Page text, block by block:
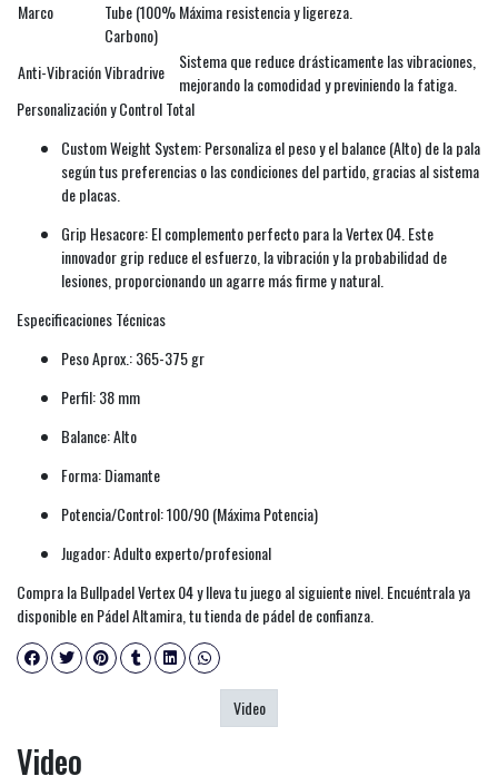
Marco
Tube (100%
Carbono)
Máxima resistencia y ligereza.
Anti-VibraciónVibradrive
Sistema que reduce drásticamente las vibraciones,
mejorando la comodidad y previniendo la fatiga.
Personalización y Control Total
Custom Weight System: Personaliza el peso y el balance (Alto) de la pala
según tus preferencias o las condiciones del partido, gracias al sistema
de placas.
Grip Hesacore: El complemento perfecto para la Vertex 04. Este
innovador grip reduce el esfuerzo, la vibración y la probabilidad de
lesiones, proporcionando un agarre más firme y natural.
Especificaciones Técnicas
Peso Aprox.: 365-375 gr
Perfil: 38 mm
Balance: Alto
Forma: Diamante
Potencia/Control: 100/90 (Máxima Potencia)
Jugador: Adulto experto/profesional
Compra la Bullpadel Vertex 04 y lleva tu juego al siguiente nivel. Encuéntrala ya
disponible en Pádel Altamira, tu tienda de pádel de confianza.
Video
Video